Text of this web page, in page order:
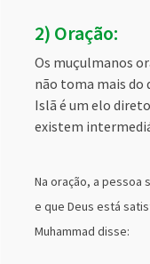
2) Oração:
Os muçulmanos
não toma mais do
Islã é um elo
existem
Na oração, a
e que Deus está
Muhammad disse: